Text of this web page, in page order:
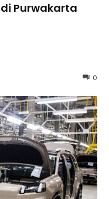
Purwakarta
0